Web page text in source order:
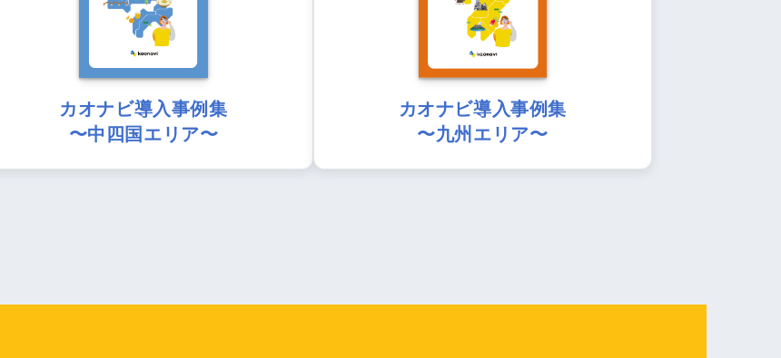
カオナビ導入事例集
〜中四国エリア〜
カオナビ導入事例集
〜九州エリア〜